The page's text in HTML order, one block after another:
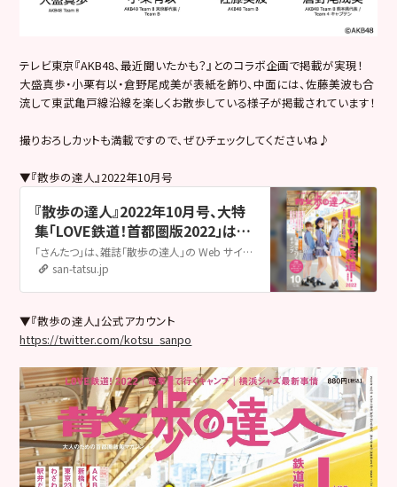
テレビ東京『AKB48、最近聞いたかも？』とのコラボ企画で掲載が実現！
大盛真歩・小栗有以・倉野尾成美が表紙を飾り、中面には、佐藤美波も合
流して東武亀戸線沿線を楽しくお散歩している様子が掲載されています！
撮りおろしカットも満載ですので、ぜひチェックしてくださいね♪
▼『散歩の達人』2022年10月号
『散歩の達人』2022年10月号、大特
集「LOVE鉄道！首都圏版2022」は
9/21発売！｜さんたつ by 散歩の達
人
「さんたつ」は、雑誌「散歩の達人」の Web サイト。美味いもん、喫茶店、酒場、商店街、横丁、おすすめ散歩コースやイベント情報のほか、看板、珍樹、暗渠、貼り紙、路上園芸、闇歩きガイドなどなど、街と散歩に関するものなら何でも発信します。
san-tatsu.jp
▼『散歩の達人』公式アカウント
https://twitter.com/kotsu_sanpo